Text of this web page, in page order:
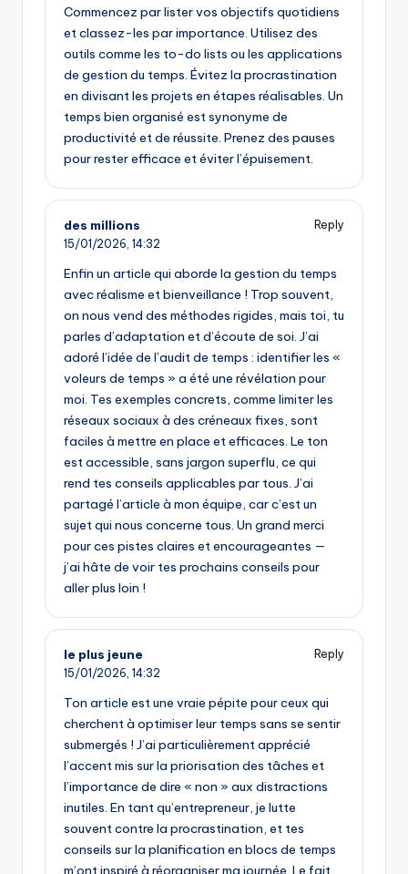
Commencez par lister vos objectifs quotidiens
et classez-les par importance. Utilisez des
outils comme les to-do lists ou les applications
de gestion du temps. Évitez la procrastination
en divisant les projets en étapes réalisables. Un
temps bien organisé est synonyme de
productivité et de réussite. Prenez des pauses
pour rester efficace et éviter l’épuisement.
des millions
Reply
15/01/2026, 14:32
Enfin un article qui aborde la gestion du temps
avec réalisme et bienveillance ! Trop souvent,
on nous vend des méthodes rigides, mais toi, tu
parles d’adaptation et d’écoute de soi. J’ai
adoré l’idée de l’audit de temps : identifier les «
voleurs de temps » a été une révélation pour
moi. Tes exemples concrets, comme limiter les
réseaux sociaux à des créneaux fixes, sont
faciles à mettre en place et efficaces. Le ton
est accessible, sans jargon superflu, ce qui
rend tes conseils applicables par tous. J’ai
partagé l’article à mon équipe, car c’est un
sujet qui nous concerne tous. Un grand merci
pour ces pistes claires et encourageantes —
j’ai hâte de voir tes prochains conseils pour
aller plus loin !
le plus jeune
Reply
15/01/2026, 14:32
Ton article est une vraie pépite pour ceux qui
cherchent à optimiser leur temps sans se sentir
submergés ! J’ai particulièrement apprécié
l’accent mis sur la priorisation des tâches et
l’importance de dire « non » aux distractions
inutiles. En tant qu’entrepreneur, je lutte
souvent contre la procrastination, et tes
conseils sur la planification en blocs de temps
m’ont inspiré à réorganiser ma journée. Le fait